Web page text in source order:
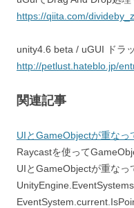
https://qiita.com/
unity4.6 beta / uGUI ドラ
http://petlust.hateblo.jp/
関連記事
UIとGameObjectが重なっ
Raycastを使って
UIとGameObjectが重なっ
UnityEngine.EventSystems